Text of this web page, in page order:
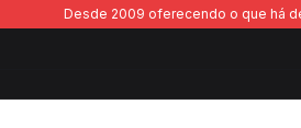
Desde 2009 oferecendo o que há